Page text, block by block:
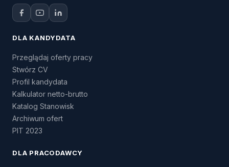
DLA KANDYDATA
Przeglądaj oferty pracy
Stwórz CV
Profil kandydata
Kalkulator netto-brutto
Katalog Stanowisk
Archiwum ofert
PIT 2023
DLA PRACODAWCY